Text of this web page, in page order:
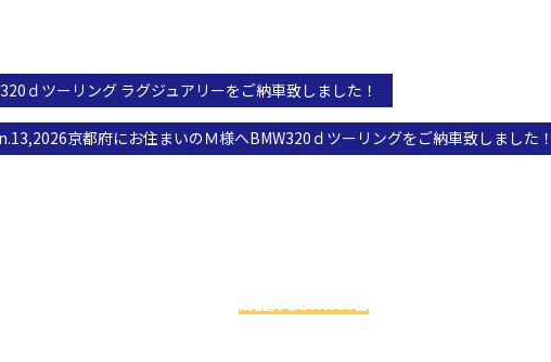
ｄツーリング ラグジュアリーをご納車致しました！
京都府にお住まいのＭ様へBMW320ｄツーリングをご納車致しました
高品質なBMW60台を